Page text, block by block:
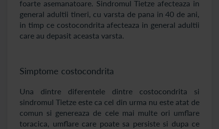
foarte asemanatoare. Sindromul Tietze afecteaza in
general adultii tineri, cu varsta de pana in 40 de ani,
in timp ce costocondrita afecteaza in general adultii
care au depasit aceasta varsta.
Simptome costocondrita
Una dintre diferentele dintre costocondrita si
sindromul Tietze este ca cel din urma nu este atat de
comun si genereaza de cele mai multe ori umflare
toracica, umflare care poate sa persiste si dupa ce